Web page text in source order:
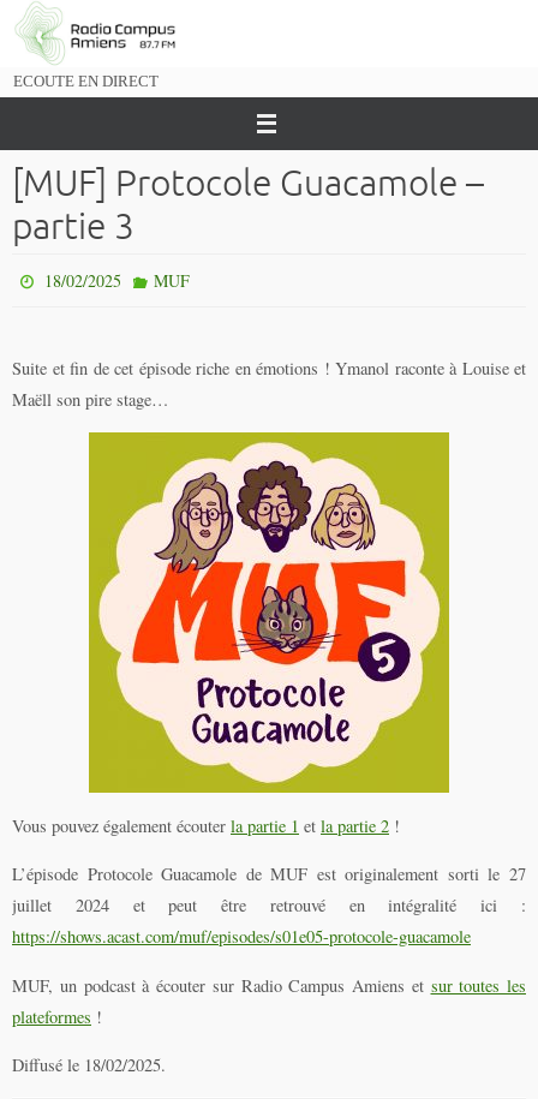
Passer
vers
ECOUTE EN DIRECT
[MUF] Protocole Guacamole –
partie 3
18/02/2025 MUF
Suite et fin de cet épisode riche en émotions ! Ymanol raconte à Louise et
Maëll son pire stage…
Vous pouvez également écouter la partie 1 et la partie 2 !
L’épisode Protocole Guacamole de MUF est originalement sorti le 27
juillet 2024 et peut être retrouvé en intégralité ici :
https://shows.acast.com/muf/episodes/s01e05-protocole-guacamole
MUF, un podcast à écouter sur Radio Campus Amiens et sur toutes les
plateformes !
Diffusé le 18/02/2025.